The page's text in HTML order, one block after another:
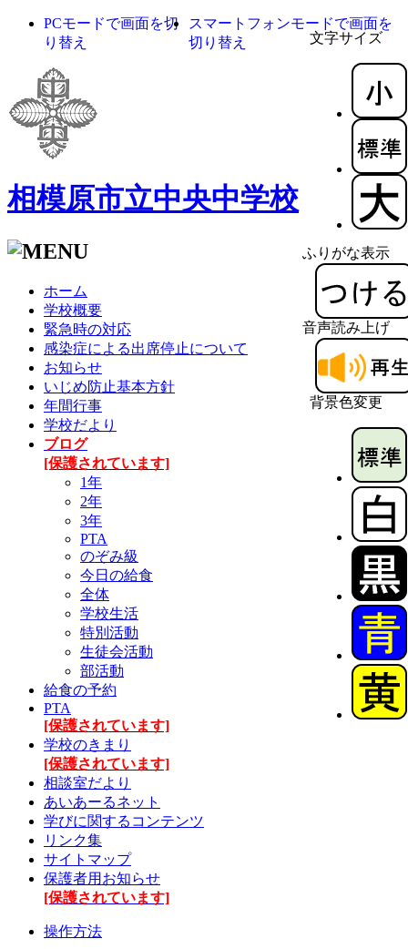
文字サイズ
ふりがな表示
音声読み上げ
背景色変更
PCモードで画面を切
り替え
スマートフォンモードで画面を
切り替え
相模原市立中央中学校
ホーム
学校概要
緊急時の対応
感染症による出席停止について
お知らせ
いじめ防止基本方針
年間行事
学校だより
ブログ
[保護されています]
1年
2年
3年
PTA
のぞみ級
今日の給食
全体
学校生活
特別活動
生徒会活動
部活動
給食の予約
PTA
[保護されています]
学校のきまり
[保護されています]
相談室だより
あいあーるネット
学びに関するコンテンツ
リンク集
サイトマップ
保護者用お知らせ
[保護されています]
操作方法